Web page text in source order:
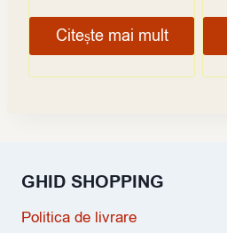
Citește mai mult
GHID SHOPPING
Politica de livrare